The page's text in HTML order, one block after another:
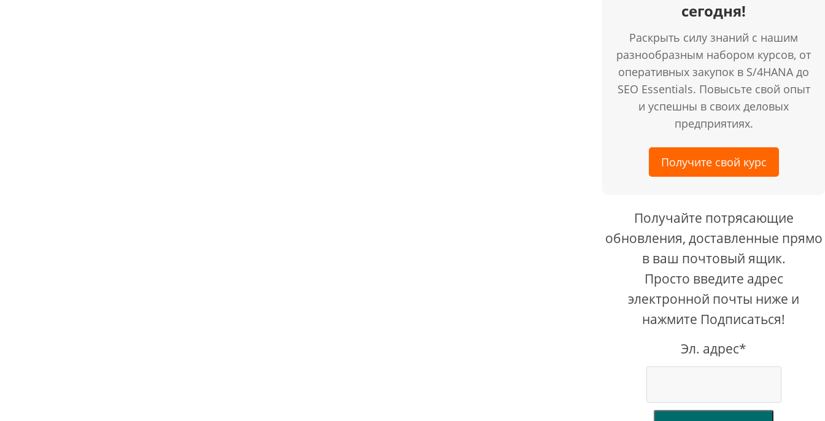
сегодня!
Раскрыть силу знаний с нашим
разнообразным набором курсов, от
оперативных закупок в S/4HANA до
SEO Essentials. Повысьте свой опыт
и успешны в своих деловых
предприятиях.
Получите свой курс
Получайте потрясающие
обновления, доставленные прямо
в ваш почтовый ящик.
Просто введите адрес
электронной почты ниже и
нажмите Подписаться!
Эл. адрес*